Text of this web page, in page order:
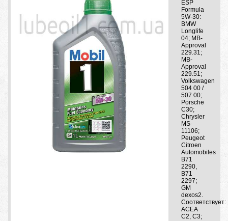
ESP
Formula
5W-30:
BMW
Longlife
04; MB-
Approval
229.31;
MB-
Approval
229.51;
Volkswagen
504 00 /
507 00;
Porsche
C30;
Chrysler
MS-
11106;
Peugeot
Citroen
Automobiles
B71
2290,
B71
2297;
GM
dexos2.
Соответствует:
ACEA
C2, C3;